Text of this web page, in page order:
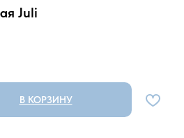
Juli
В КОРЗИНУ